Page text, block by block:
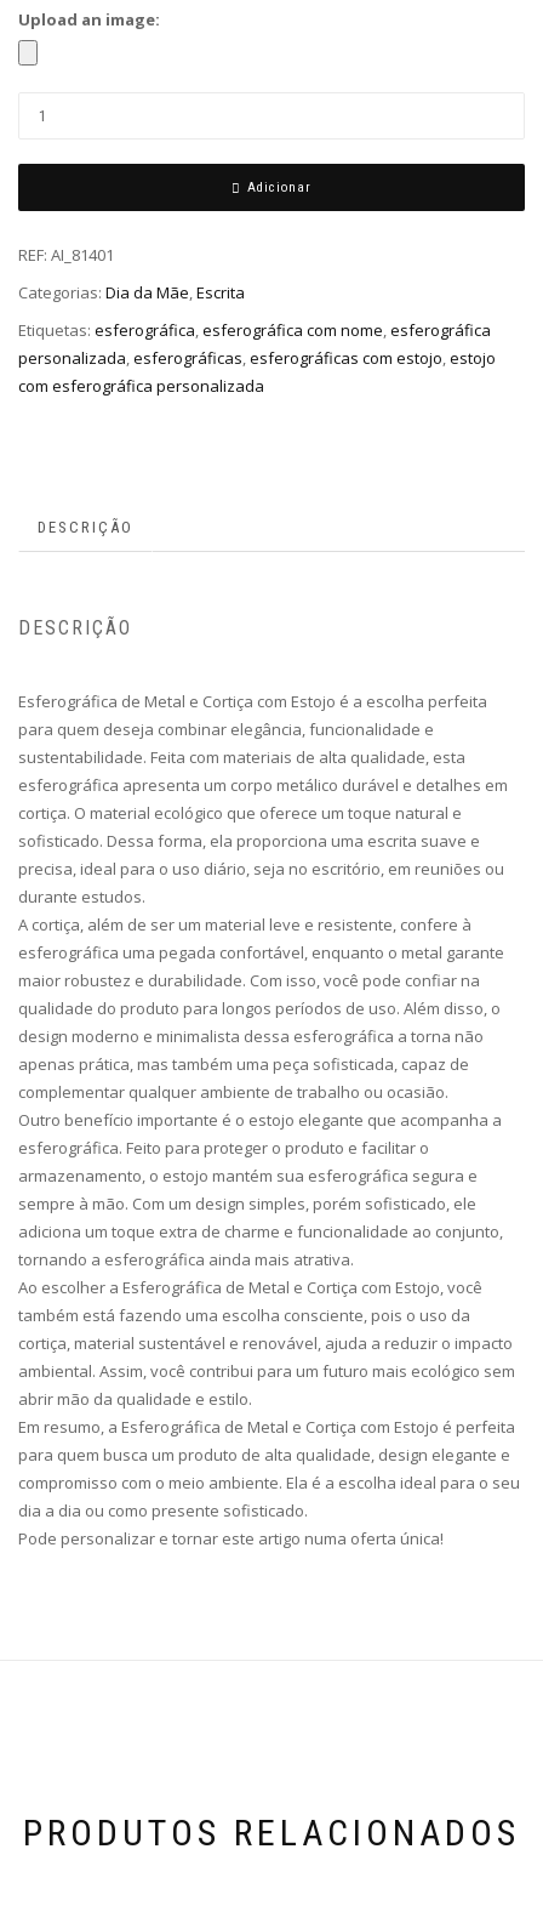
Upload an image:
Adicionar
REF: AI_81401
Categorias: Dia da Mãe,Escrita
Etiquetas: esferográfica,esferográfica com nome,esferográfica
personalizada,esferográficas,esferográficas com estojo,estojo
com esferográfica personalizada
DESCRIÇÃO
DESCRIÇÃO
Esferográfica de Metal e Cortiça com Estojo é a escolha perfeita
para quem deseja combinar elegância, funcionalidade e
sustentabilidade. Feita com materiais de alta qualidade, esta
esferográfica apresenta um corpo metálico durável e detalhes em
cortiça. O material ecológico que oferece um toque natural e
sofisticado. Dessa forma, ela proporciona uma escrita suave e
precisa, ideal para o uso diário, seja no escritório, em reuniões ou
durante estudos.
A cortiça, além de ser um material leve e resistente, confere à
esferográfica uma pegada confortável, enquanto o metal garante
maior robustez e durabilidade. Com isso, você pode confiar na
qualidade do produto para longos períodos de uso. Além disso, o
design moderno e minimalista dessa esferográfica a torna não
apenas prática, mas também uma peça sofisticada, capaz de
complementar qualquer ambiente de trabalho ou ocasião.
Outro benefício importante é o estojo elegante que acompanha a
esferográfica. Feito para proteger o produto e facilitar o
armazenamento, o estojo mantém sua esferográfica segura e
sempre à mão. Com um design simples, porém sofisticado, ele
adiciona um toque extra de charme e funcionalidade ao conjunto,
tornando a esferográfica ainda mais atrativa.
Ao escolher a Esferográfica de Metal e Cortiça com Estojo, você
também está fazendo uma escolha consciente, pois o uso da
cortiça, material sustentável e renovável, ajuda a reduzir o impacto
ambiental. Assim, você contribui para um futuro mais ecológico sem
abrir mão da qualidade e estilo.
Em resumo, a Esferográfica de Metal e Cortiça com Estojo é perfeita
para quem busca um produto de alta qualidade, design elegante e
compromisso com o meio ambiente. Ela é a escolha ideal para o seu
dia a dia ou como presente sofisticado.
Pode personalizar e tornar este artigo numa oferta única!
PRODUTOS RELACIONADOS